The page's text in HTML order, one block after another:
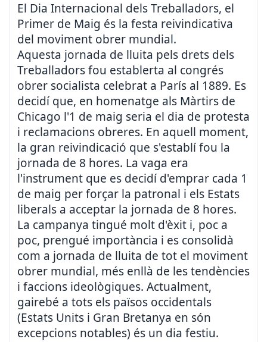
El Dia Internacional dels Treballadors, el
Primer de Maig és la festa reivindicativa
del moviment obrer mundial.
Aquesta jornada de lluita pels drets dels
Treballadors fou establerta al congrés
obrer socialista celebrat a París al 1889. Es
decidí que, en homenatge als Màrtirs de
Chicago l'1 de maig seria el dia de protesta
i reclamacions obreres. En aquell moment,
la gran reivindicació que s'establí fou la
jornada de 8 hores. La vaga era
l'instrument que es decidí d'emprar cada 1
de maig per forçar la patronal i els Estats
liberals a acceptar la jornada de 8 hores.
La campanya tingué molt d'èxit i, poc a
poc, prengué importància i es consolidà
com a jornada de lluita de tot el moviment
obrer mundial, més enllà de les tendències
i faccions ideològiques. Actualment,
gairebé a tots els països occidentals
(Estats Units i Gran Bretanya en són
excepcions notables) és un dia festiu.